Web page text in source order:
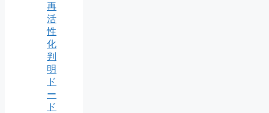
再
活
性
化
判
明
ド
ー
ド